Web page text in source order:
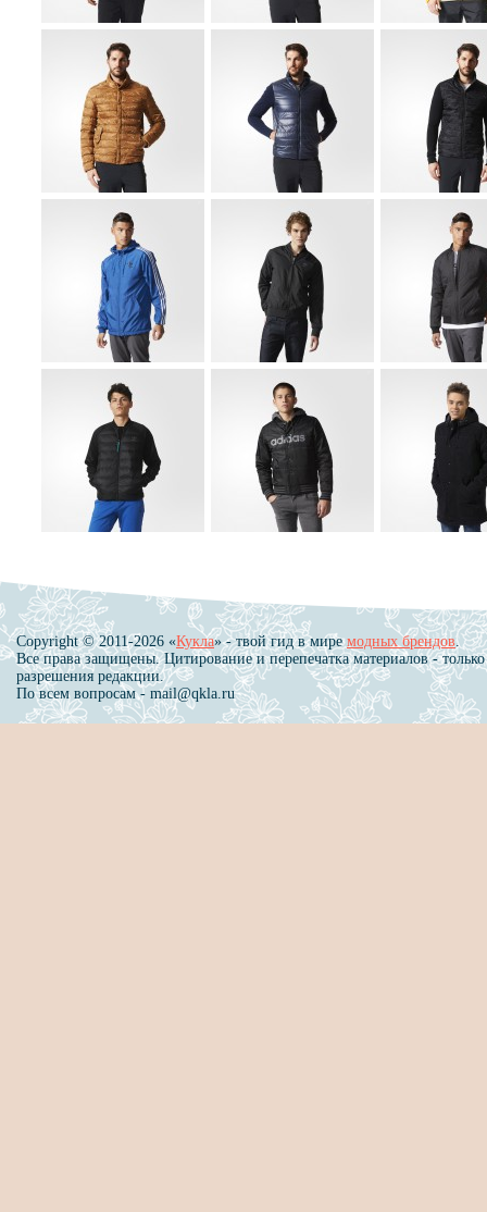
Copyright © 2011-2026 «Кукла» - твой гид в миремодных брендов.
Все права защищены. Цитирование и перепечатка материалов - только
разрешения редакции.
По всем вопросам - mail@qkla.ru